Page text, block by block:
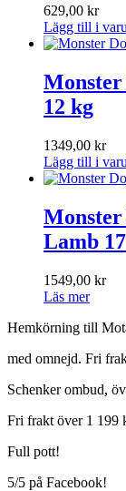
629,00 kr
Lägg till i
Monster
12 kg
1349,00 kr
Lägg till i
Monster
Lamb
1549,00 kr
Läs mer
Hemkörning till
med omnejd. Fri
Schenker ombud,
Fri frakt över 1 199
Full pott!
5/5 på Facebook!